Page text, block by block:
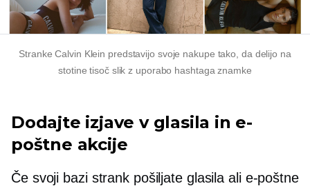
Stranke Calvin Klein predstavijo svoje nakupe tako, da delijo na
stotine tisoč slik z uporabo hashtaga znamke
Dodajte izjave v glasila in e-
poštne akcije
Če svoji bazi strank pošiljate glasila ali e-poštne